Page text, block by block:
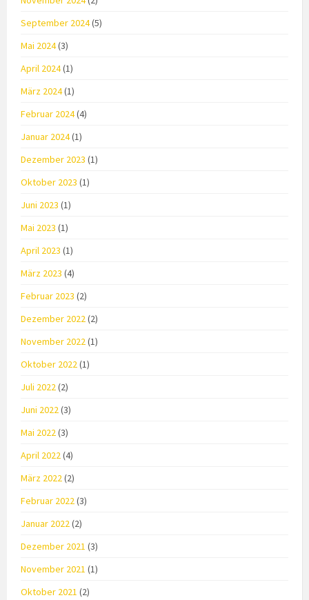
September 2024(5)
Mai 2024(3)
April 2024(1)
März 2024(1)
Februar 2024(4)
Januar 2024(1)
Dezember 2023 (1)
Oktober 2023 (1)
Juni 2023 (1)
Mai 2023 (1)
April 2023 (1)
März 2023 (4)
Februar 2023 (2)
Dezember 2022(2)
November 2022(1)
Oktober 2022(1)
Juli 2022(2)
Juni 2022(3)
Mai 2022(3)
April 2022(4)
März 2022(2)
Februar 2022(3)
Januar 2022(2)
Dezember 2021 (3)
November 2021 (1)
Oktober 2021 (2)